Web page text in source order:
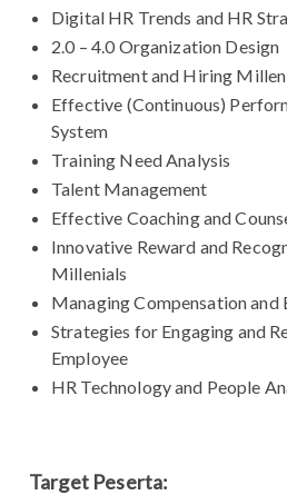
Digital HR Trends and HR
2.0 – 4.0 Organization Design
Recruitment and Hiring
Effective (Continuous)
System
Training Need Analysis
Talent Management
Effective Coaching and
Innovative Reward and
Millenials
Managing Compensation and
Strategies for Engaging and
Employee
HR Technology and People
Target Peserta: